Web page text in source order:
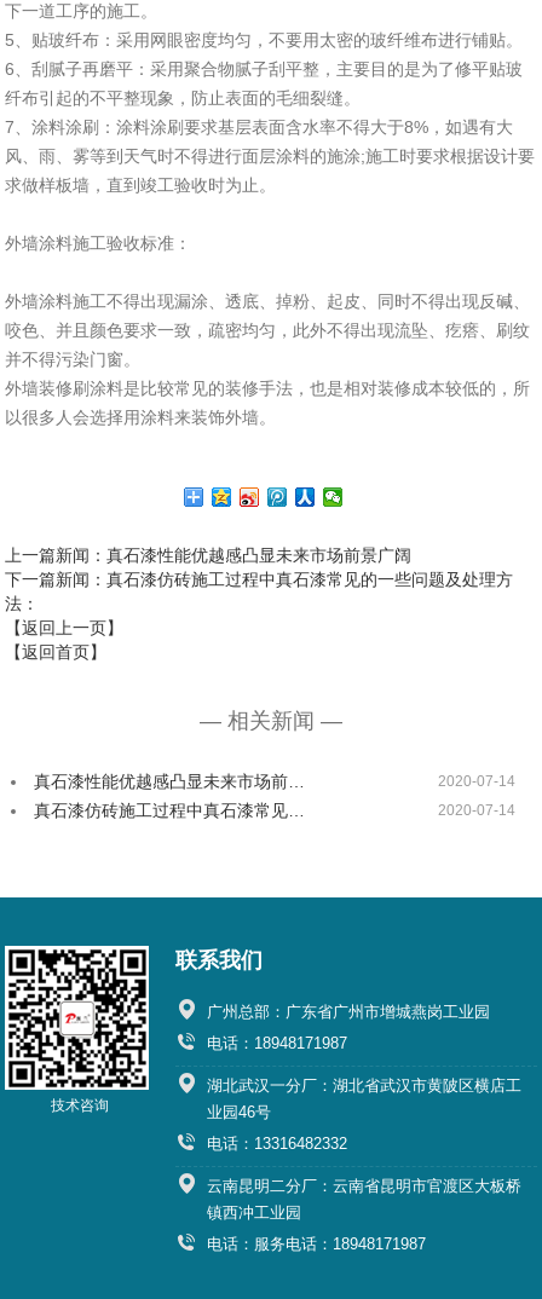
下一道工序的施工。
5、贴玻纤布：采用网眼密度均匀，不要用太密的玻纤维布进行铺贴。
6、刮腻子再磨平：采用聚合物腻子刮平整，主要目的是为了修平贴玻
纤布引起的不平整现象，防止表面的毛细裂缝。
7、涂料涂刷：涂料涂刷要求基层表面含水率不得大于8%，如遇有大
风、雨、雾等到天气时不得进行面层涂料的施涂;施工时要求根据设计要
求做样板墙，直到竣工验收时为止。
外墙涂料施工验收标准：
外墙涂料施工不得出现漏涂、透底、掉粉、起皮、同时不得出现反碱、
咬色、并且颜色要求一致，疏密均匀，此外不得出现流坠、疙瘩、刷纹
并不得污染门窗。
外墙装修刷涂料是比较常见的装修手法，也是相对装修成本较低的，所
以很多人会选择用涂料来装饰外墙。
上一篇新闻 ：真石漆性能优越感凸显未来市场前景广阔
下一篇新闻 ：真石漆仿砖施工过程中真石漆常见的一些问题及处理方
法：
【返回上一页】
【返回首页】
— 相关新闻 —
真石漆性能优越感凸显未来市场前… 2020-07-14
真石漆仿砖施工过程中真石漆常见… 2020-07-14
技术咨询
联系我们
广州总部：广东省广州市增城燕岗工业园
电话：18948171987
湖北武汉一分厂：湖北省武汉市黄陂区横店工
业园46号
电话：13316482332
云南昆明二分厂：云南省昆明市官渡区大板桥
镇西冲工业园
电话：服务电话：18948171987